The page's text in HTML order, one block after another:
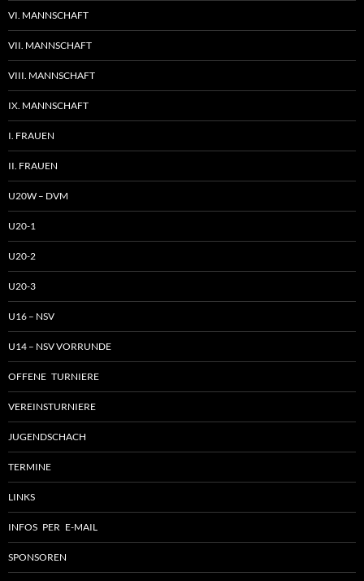
VI. MANNSCHAFT
VII. MANNSCHAFT
VIII. MANNSCHAFT
IX. MANNSCHAFT
I. FRAUEN
II. FRAUEN
U20W – DVM
U20-1
U20-2
U20-3
U16 – NSV
U14 – NSV VORRUNDE
OFFENE TURNIERE
VEREINSTURNIERE
JUGENDSCHACH
TERMINE
LINKS
INFOS PER E-MAIL
SPONSOREN